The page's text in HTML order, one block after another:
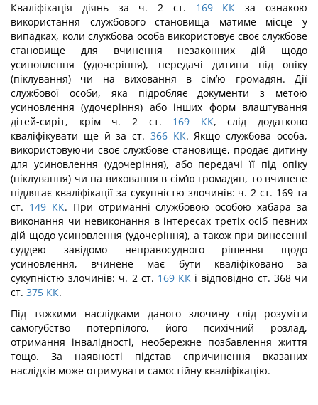
Кваліфікація діянь за ч. 2 ст. 169 КК за ознакою
використання службового стано­вища матиме місце у
випадках, коли службова особа використовує своє службове
становище для вчинення незаконних дій щодо
усиновлення (удочеріння), передачі дитини під опіку
(піклування) чи на виховання в сім’ю громадян. Дії
службової особи, яка підробляє документи з метою
усиновлення (удочеріння) або інших форм влашту­вання
дітей-сиріт, крім ч. 2 ст. 169 КК, слід додатково
кваліфікувати ще й за ст. 366 КК. Якщо службова особа,
використовуючи своє службове становище, продає дитину
для усиновлення (удочеріння), або передачі її під опіку
(піклування) чи на виховання в сім’ю громадян, то вчинене
підлягає кваліфікації за сукупністю злочинів: ч. 2 ст. 169 та
ст. 149 КК. При отриманні службовою особою хабара за
виконання чи невиконан­ня в інтересах третіх осіб певних
дій щодо усиновлення (удочеріння), а також при винесенні
суддею завідомо неправосудного рішення щодо
усиновлення, вчинене має бути кваліфіковано за
сукупністю злочинів: ч. 2 ст. 169 КК і відповідно ст. 368 чи
ст. 375 КК.
Під тяжкими наслідками даного злочину слід розуміти
самогубство потерпілого, його психічний розлад,
отримання інвалідності, необережне позбавлення життя
тощо. За наявності підстав спричинення вказаних
наслідків може отримувати самостійну кваліфікацію.